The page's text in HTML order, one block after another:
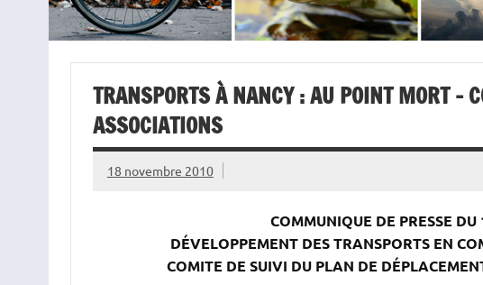
TRANSPORTS À NANCY : AU POINT MORT –
ASSOCIATIONS
18 novembre 2010
COMMUNIQUE DE PRESSE
DÉVELOPPEMENT DES TRANSPORTS EN
COMITE DE SUIVI DU PLAN DE